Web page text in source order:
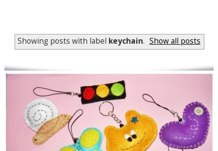
Showing posts with label keychain. Show all posts